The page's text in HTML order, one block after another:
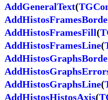
AddGeneralText(
AddHistosFramesFill(
AddHistosFramesLine(
AddHistosGraphsLine(
AddHistosHistosAxis(